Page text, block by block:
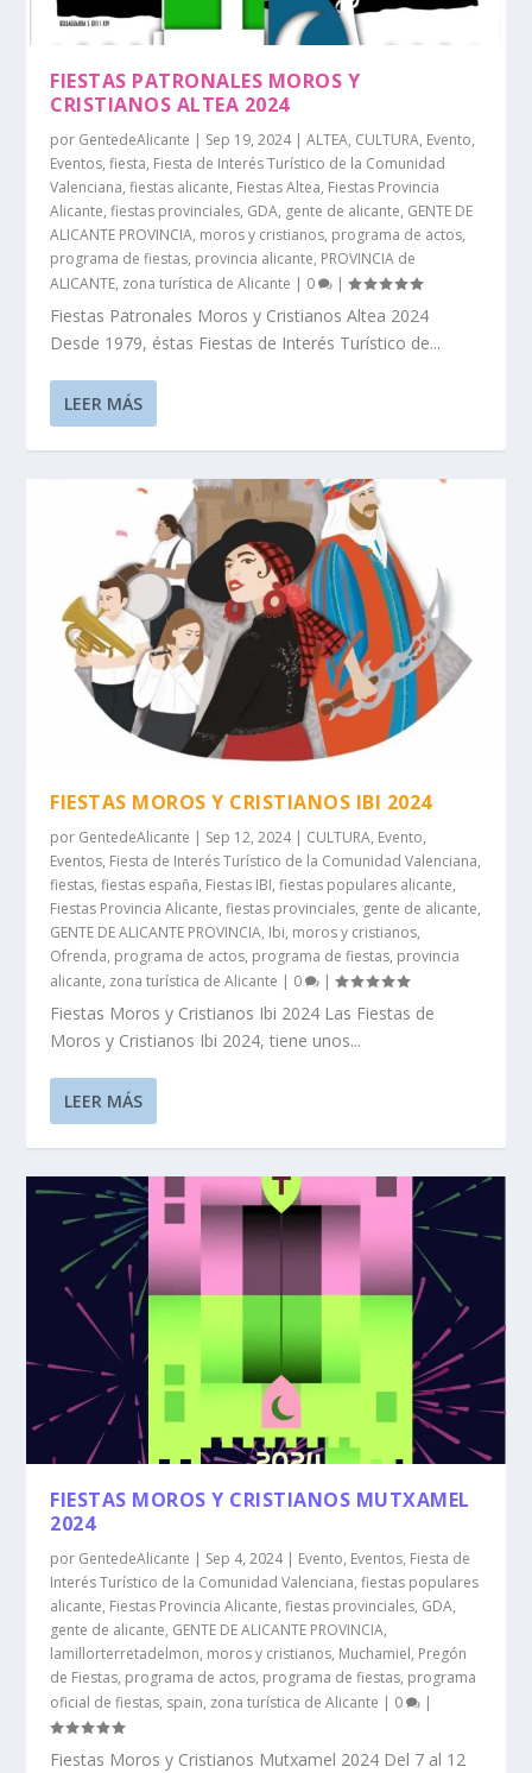
FIESTAS PATRONALES MOROS Y
CRISTIANOS ALTEA 2024
por GentedeAlicante | Sep 19, 2024|ALTEA, CULTURA, Evento,
Eventos,fiesta, Fiesta de Interés Turístico de la Comunidad
Valenciana,fiestas alicante, Fiestas Altea, Fiestas Provincia
Alicante,fiestas provinciales, GDA, gente de alicante, GENTE DE
ALICANTE PROVINCIA, moros y cristianos, programa de actos,
programa de fiestas, provincia alicante, PROVINCIA de
ALICANTE, zona turística de Alicante | 0 |
Fiestas Patronales Moros y Cristianos Altea 2024
Desde 1979, éstas Fiestas de Interés Turístico de...
LEER MÁS
FIESTAS MOROS Y CRISTIANOS IBI 2024
por GentedeAlicante | Sep 12, 2024| CULTURA, Evento,
Eventos, Fiesta de Interés Turístico de la Comunidad Valenciana,
fiestas,fiestas españa, Fiestas IBI,fiestas populares alicante,
Fiestas Provincia Alicante,fiestas provinciales, gente de alicante,
GENTE DE ALICANTE PROVINCIA, Ibi, moros y cristianos,
Ofrenda, programa de actos, programa de fiestas, provincia
alicante, zona turística de Alicante | 0 |
Fiestas Moros y Cristianos Ibi 2024 Las Fiestas de
Moros y Cristianos Ibi 2024, tiene unos...
LEER MÁS
FIESTAS MOROS Y CRISTIANOS MUTXAMEL
2024
por GentedeAlicante | Sep 4, 2024| Evento, Eventos, Fiesta de
Interés Turístico de la Comunidad Valenciana,fiestas populares
alicante, Fiestas Provincia Alicante,fiestas provinciales, GDA,
gente de alicante, GENTE DE ALICANTE PROVINCIA,
lamillorterretadelmon, moros y cristianos, Muchamiel, Pregón
de Fiestas, programa de actos, programa de fiestas, programa
oficial de fiestas, spain, zona turística de Alicante | 0 |
Fiestas Moros y Cristianos Mutxamel 2024 Del 7 al 12